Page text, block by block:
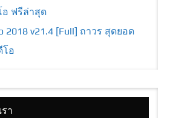
ฟรีล่าสุด
2018 v21.4 [Full] ถาวร สุดยอด
โอ
า